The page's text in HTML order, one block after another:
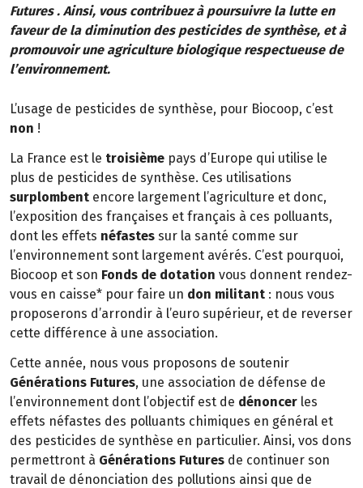
Futures . Ainsi, vous contribuez à poursuivre la lutte en
faveur de la diminution des pesticides de synthèse, et à
promouvoir une agriculture biologique respectueuse de
l’environnement.
L’usage de pesticides de synthèse, pour Biocoop, c’est
non !
La France est le troisième pays d’Europe qui utilise le
plus de pesticides de synthèse. Ces utilisations
surplombent encore largement l’agriculture et donc,
l’exposition des françaises et français à ces polluants,
dont les effets néfastes sur la santé comme sur
l’environnement sont largement avérés. C’est pourquoi,
Biocoop et son Fonds de dotation vous donnent rendez-
vous en caisse* pour faire un don militant : nous vous
proposerons d’arrondir à l’euro supérieur, et de reverser
cette différence à une association.
Cette année, nous vous proposons de soutenir
Générations Futures, une association de défense de
l’environnement dont l’objectif est de dénoncer les
effets néfastes des polluants chimiques en général et
des pesticides de synthèse en particulier. Ainsi, vos dons
permettront à Générations Futures de continuer son
travail de dénonciation des pollutions ainsi que de